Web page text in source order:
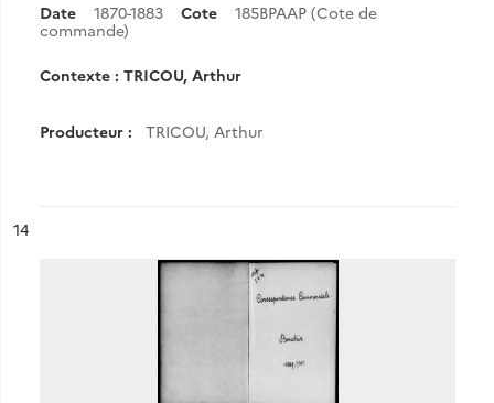
Date 1870-1883 Cote
185BPAAP (Cote de
commande)
Contexte : TRICOU, Arthur
Producteur : TRICOU, Arthur
n°
14